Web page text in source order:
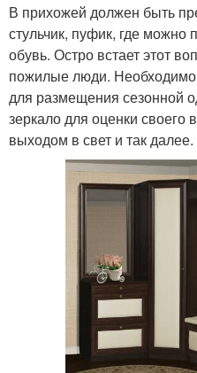
В прихожей должен быть
стульчик, пуфик, где можно
обувь. Остро встает этот
пожилые люди. Необходимо
для размещения сезонной
зеркало для оценки своего
выходом в свет и так далее.